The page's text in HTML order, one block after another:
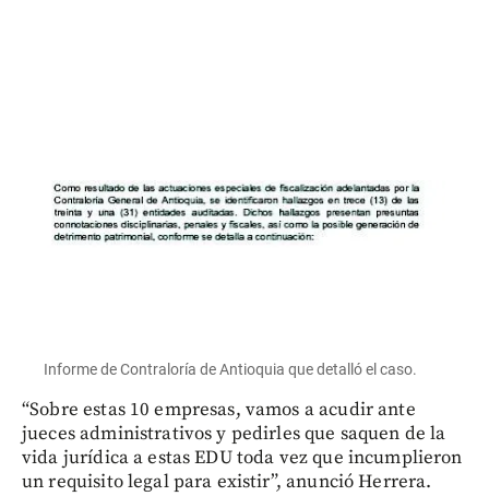
Informe de Contraloría de Antioquia que detalló el caso.
“Sobre estas 10 empresas, vamos a acudir ante
jueces administrativos y pedirles que saquen de la
vida jurídica a estas EDU toda vez que incumplieron
un requisito legal para existir”, anunció Herrera.